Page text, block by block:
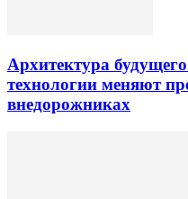
Архитектура
технологии меняют
внедорожниках